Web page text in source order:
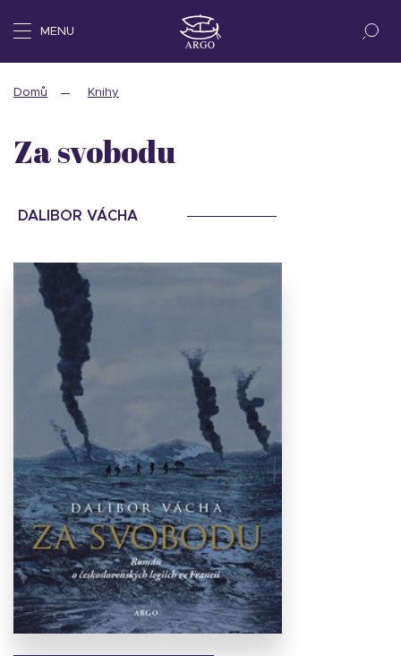
MENU
Domů Knihy
Za svobodu
DALIBOR VÁCHA